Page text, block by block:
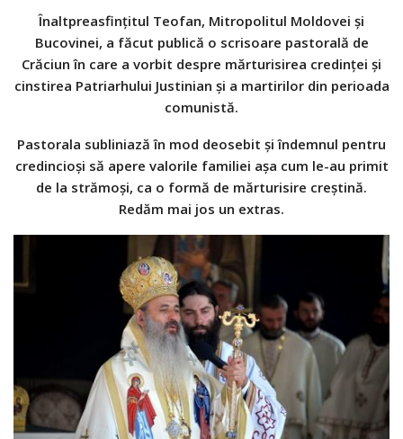
Înaltpreasfinţitul Teofan, Mitropolitul Moldovei şi
Bucovinei, a făcut publică o scrisoare pastorală de
Crăciun în care a vorbit despre mărturisirea credinţei şi
cinstirea Patriarhului Justinian şi a martirilor din perioada
comunistă.
Pastorala subliniază în mod deosebit şi îndemnul pentru
credincioşi să apere valorile familiei aşa cum le-au primit
de la strămoşi, ca o formă de mărturisire creştină.
Redăm mai jos un extras.